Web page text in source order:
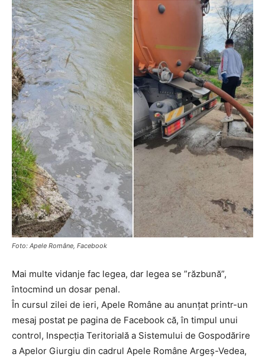
Foto: Apele Române, Facebook
Mai multe vidanje fac legea, dar legea se ”răzbună”,
întocmind un dosar penal.
În cursul zilei de ieri, Apele Române au anunțat printr-un
mesaj postat pe pagina de Facebook că, în timpul unui
control, Inspecţia Teritorială a Sistemului de Gospodărire
a Apelor Giurgiu din cadrul Apele Române Argeş-Vedea,